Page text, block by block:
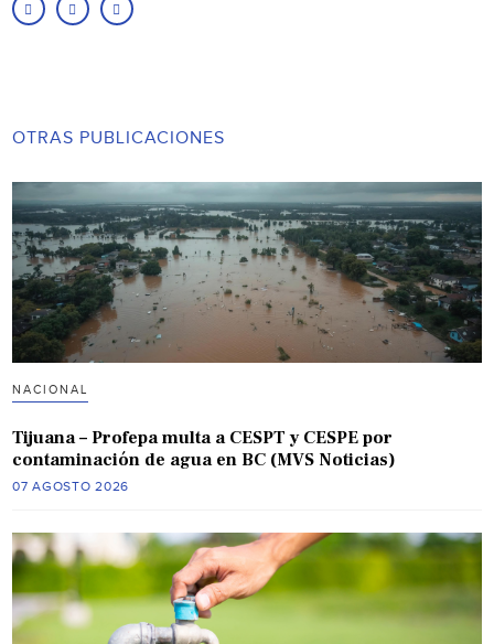
OTRAS PUBLICACIONES
NACIONAL
Tijuana – Profepa multa a CESPT y CESPE por
contaminación de agua en BC (MVS Noticias)
07 AGOSTO 2026